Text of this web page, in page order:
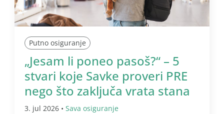
Putno osiguranje
„Jesam li poneo pasoš?“ – 5
stvari koje Savke proveri PRE
nego što zaključa vrata stana
3. jul 2026 • Sava osiguranje